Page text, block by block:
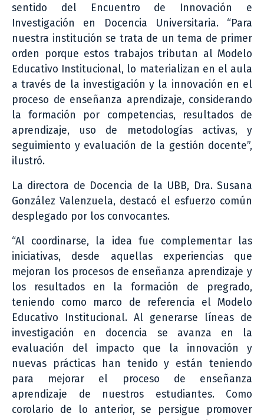
sentido del Encuentro de Innovación e
Investigación en Docencia Universitaria. “Para
nuestra institución se trata de un tema de primer
orden porque estos trabajos tributan al Modelo
Educativo Institucional, lo materializan en el aula
a través de la investigación y la innovación en el
proceso de enseñanza aprendizaje, considerando
la formación por competencias, resultados de
aprendizaje, uso de metodologías activas, y
seguimiento y evaluación de la gestión docente”,
ilustró.
La directora de Docencia de la UBB, Dra. Susana
González Valenzuela, destacó el esfuerzo común
desplegado por los convocantes.
“Al coordinarse, la idea fue complementar las
iniciativas, desde aquellas experiencias que
mejoran los procesos de enseñanza aprendizaje y
los resultados en la formación de pregrado,
teniendo como marco de referencia el Modelo
Educativo Institucional. Al generarse líneas de
investigación en docencia se avanza en la
evaluación del impacto que la innovación y
nuevas prácticas han tenido y están teniendo
para mejorar el proceso de enseñanza
aprendizaje de nuestros estudiantes. Como
corolario de lo anterior, se persigue promover